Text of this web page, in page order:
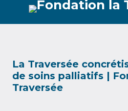
La Traversée
de soins palliatifs |
Traversée